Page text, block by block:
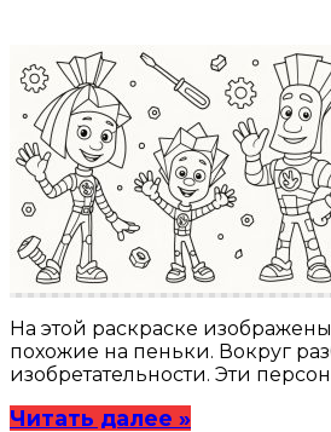
На этой раскраске
похожие на пеньки. Вокруг
изобретательности. Эти
Читать далее »